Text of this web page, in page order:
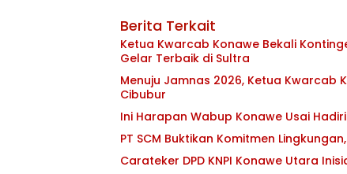
Berita Terkait
Ketua Kwarcab Konawe Bekali
Gelar Terbaik di Sultra
Menuju Jamnas 2026, Ketua Kwarcab
Cibubur
Ini Harapan Wabup Konawe Usai
PT SCM Buktikan Komitmen
Carateker DPD KNPI Konawe Utara